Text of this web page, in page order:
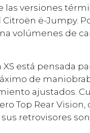
versiones
ë-Jumpy.
volúmenes de
está pensada
de
ajustados.
Top Rear
retrovisores